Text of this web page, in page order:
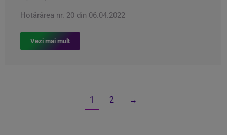
Hotărârea nr. 20 din 06.04.2022
Vezi mai mult
1 2 →